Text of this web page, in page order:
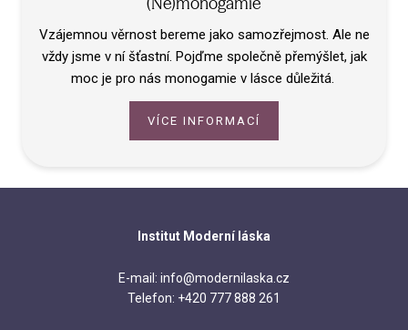
Vzájemnou věrnost bereme jako samozřejmost. Ale ne
vždy jsme v ní šťastní. Pojďme společně přemýšlet, jak
moc je pro nás monogamie v lásce důležitá.
VÍCE INFORMACÍ
Institut Moderní láska
E-mail: info@modernilaska.cz
Telefon: +420 777 888 261